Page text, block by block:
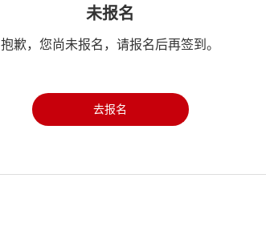
未报名
抱歉，您尚未报名，请报名后再签到。
去报名